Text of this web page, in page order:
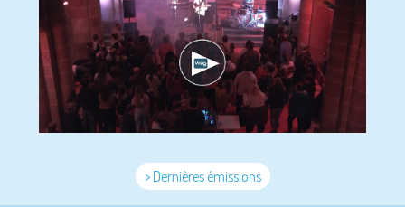
> Dernières émissions